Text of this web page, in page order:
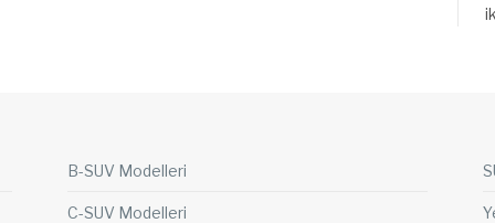
B-SUV Modelleri
C-SUV Modelleri